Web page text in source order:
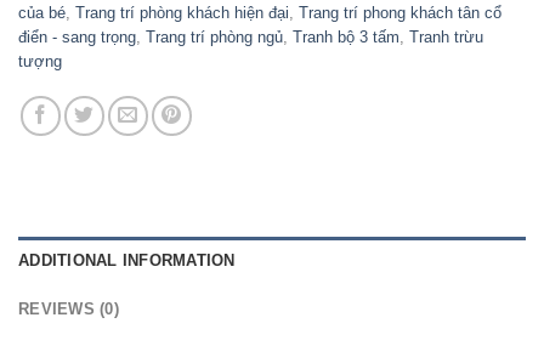
của bé, Trang trí phòng khách hiện đại, Trang trí phong khách tân cổ
điển - sang trọng, Trang trí phòng ngủ, Tranh bộ 3 tấm, Tranh trừu
tượng
ADDITIONAL INFORMATION
REVIEWS (0)